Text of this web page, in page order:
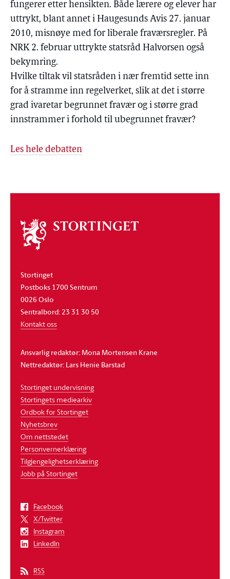
fungerer etter hensikten. Både lærere og elever har
uttrykt, blant annet i Haugesunds Avis 27. januar
2010, misnøye med for liberale fraværsregler. På
NRK 2. februar uttrykte statsråd Halvorsen også
bekymring.
Hvilke tiltak vil statsråden i nær fremtid sette inn
for å stramme inn regelverket, slik at det i større
grad ivaretar begrunnet fravær og i større grad
innstrammer i forhold til ubegrunnet fravær?
Les hele debatten
Om
stortinget
Stortinget
Postboks 1700 Sentrum
0026 Oslo
Sentralbord: 23 31 30 50
Kontakt oss
Ansvarlig redaktør: Mona Mortensen Krane
Nettredaktør: Lars Henie Barstad
Stortinget undervisning
Stortingets mediearkiv
Ordbok for Stortinget
Nyhetsbrev
Om nettstedet
Personvernerklæring
Tilgjengelighetserklæring
Jobb på Stortinget
Facebook
X/Twitter
Instagram
LinkedIn
RSS